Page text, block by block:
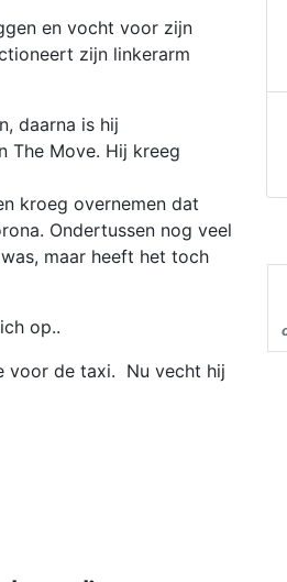
en vocht voor zijn
zijn linkerarm
daarna is hij
The Move. Hij kreeg
kroeg overnemen dat
Ondertussen nog veel
maar heeft het toch
op..
voor de taxi. Nu vecht hij